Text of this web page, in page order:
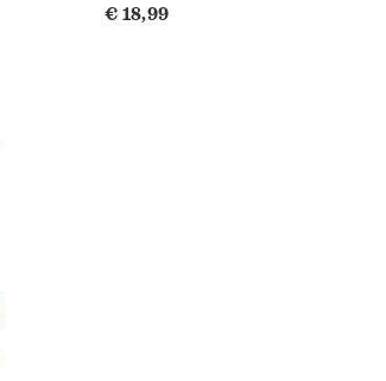
€ 18,99